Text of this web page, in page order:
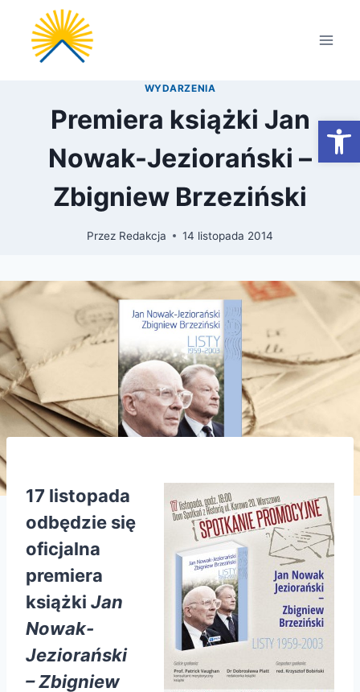
Przejdź
treści
WYDARZENIA
Premiera książki Jan
Nowak-Jeziorański –
Zbigniew Brzeziński
Przez Redakcja 14 listopada 2014
17 listopada
odbędzie się
oficjalna
premiera
książki Jan
Nowak-
Jeziorański
– Zbigniew